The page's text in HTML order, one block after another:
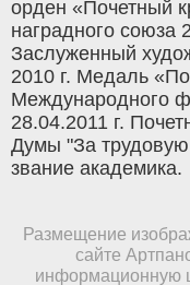
орден «Почетный
наградного союза
Заслуженный
2010 г. Медаль
Международного
28.04.2011 г.
Думы "За трудовую
звание академика.
Размещение
сайте
информационную